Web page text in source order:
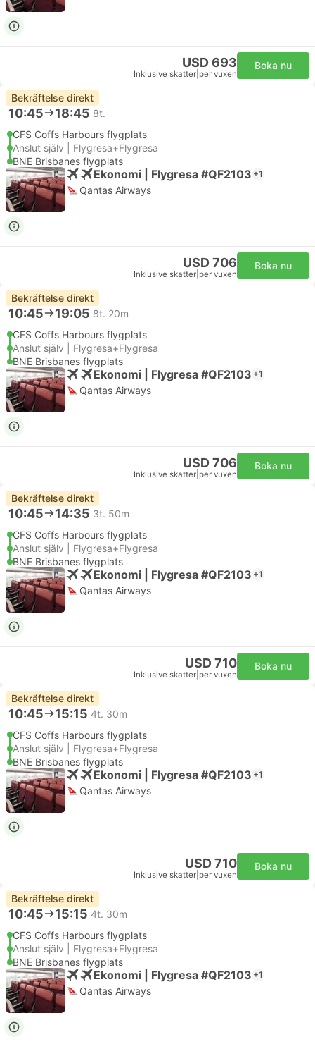
USD 693
Inklusive skatter per vuxen
Boka nu
Bekräftelse direkt
10:45 18:45 8t.
CFS Coffs Harbours flygplats
Anslut själv | Flygresa+Flygresa
BNE Brisbanes flygplats
Ekonomi | Flygresa #QF2103 +1
Qantas Airways
USD 706
Inklusive skatter per vuxen
Boka nu
Bekräftelse direkt
10:45 19:05 8t. 20m
CFS Coffs Harbours flygplats
Anslut själv | Flygresa+Flygresa
BNE Brisbanes flygplats
Ekonomi | Flygresa #QF2103 +1
Qantas Airways
USD 706
Inklusive skatter per vuxen
Boka nu
Bekräftelse direkt
10:45 14:35 3t. 50m
CFS Coffs Harbours flygplats
Anslut själv | Flygresa+Flygresa
BNE Brisbanes flygplats
Ekonomi | Flygresa #QF2103 +1
Qantas Airways
USD 710
Inklusive skatter per vuxen
Boka nu
Bekräftelse direkt
10:45 15:15 4t. 30m
CFS Coffs Harbours flygplats
Anslut själv | Flygresa+Flygresa
BNE Brisbanes flygplats
Ekonomi | Flygresa #QF2103 +1
Qantas Airways
USD 710
Inklusive skatter per vuxen
Boka nu
Bekräftelse direkt
10:45 15:15 4t. 30m
CFS Coffs Harbours flygplats
Anslut själv | Flygresa+Flygresa
BNE Brisbanes flygplats
Ekonomi | Flygresa #QF2103 +1
Qantas Airways